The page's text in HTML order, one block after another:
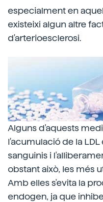
especialment en
existeixi algun altre
d'arterioesclerosi.
Alguns d'aquests
l'acumulació de la
sanguinis i
obstant això, les més
Amb elles s'evita la
endogen, ja que